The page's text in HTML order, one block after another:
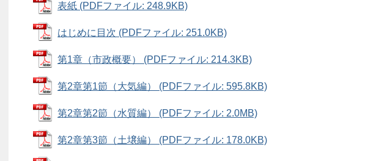
表紙 (PDFファイル: 248.9KB)
はじめに目次 (PDFファイル: 251.0KB)
第1章（市政概要） (PDFファイル: 214.3KB)
第2章第1節（大気編） (PDFファイル: 595.8KB)
第2章第2節（水質編） (PDFファイル: 2.0MB)
第2章第3節（土壌編） (PDFファイル: 178.0KB)